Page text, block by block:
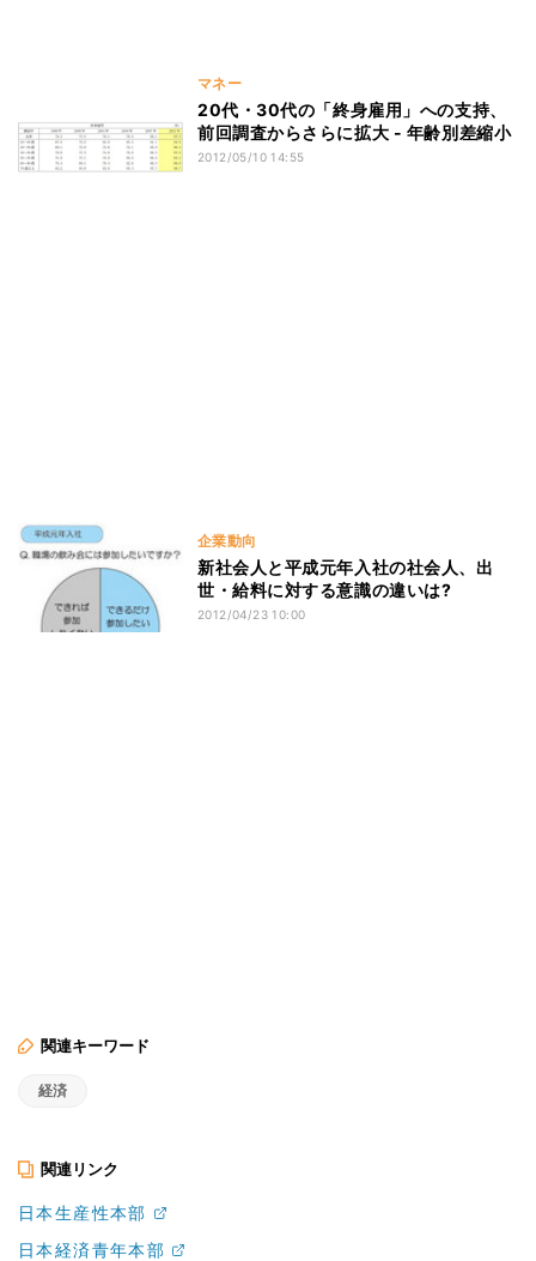
マネー
20代・30代の「終身雇用」への支持、
前回調査からさらに拡大 - 年齢別差縮小
2012/05/10 14:55
企業動向
新社会人と平成元年入社の社会人、出
世・給料に対する意識の違いは?
2012/04/23 10:00
関連キーワード
経済
関連リンク
日本生産性本部
日本経済青年本部